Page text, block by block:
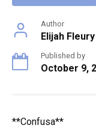
Author
Elijah Fleury
Published by
October 9,
**Confusa**